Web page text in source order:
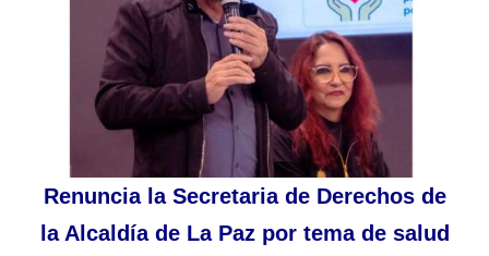
Renuncia la Secretaria de Derechos de
la Alcaldía de La Paz por tema de salud